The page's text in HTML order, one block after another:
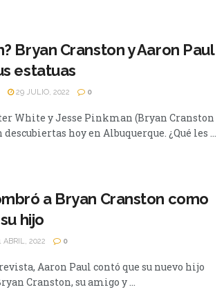
Bryan Cranston y Aaron Paul
estatuas
29 JULIO, 2022 0
White y Jesse Pinkman (Bryan Cranston
hoy en Albuquerque. ¿Qué les ...
a Bryan Cranston como
hijo
ABRIL, 2022 0
Aaron Paul contó que su nuevo hijo
Cranston, su amigo y ...